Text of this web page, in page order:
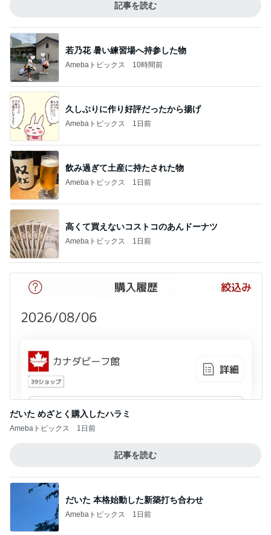
記事を読む
若乃花 暑い練習場へ持参した物
Amebaトピックス 10時間前
久しぶりに作り好評だったから揚げ
Amebaトピックス 1日前
飲み過ぎて土産に持たされた物
Amebaトピックス 1日前
高くて買えないコストコのあんドーナツ
Amebaトピックス 1日前
だいた めざとく購入したハラミ
Amebaトピックス 1日前
記事を読む
だいた 本格始動した新築打ち合わせ
Amebaトピックス 1日前